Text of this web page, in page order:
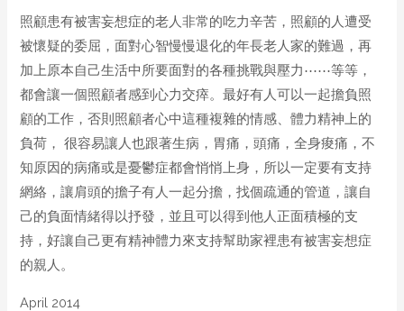
照顧患有被害妄想症的老人非常的吃力辛苦，照顧的人遭受
被懷疑的委屈，面對心智慢慢退化的年長老人家的難過，再
加上原本自己生活中所要面對的各種挑戰與壓力⋯⋯等等，
都會讓一個照顧者感到心力交瘁。最好有人可以一起擔負照
顧的工作，否則照顧者心中這種複雜的情感、體力精神上的
負荷， 很容易讓人也跟著生病，胃痛，頭痛，全身痠痛，不
知原因的病痛或是憂鬱症都會悄悄上身，所以一定要有支持
網絡，讓肩頭的擔子有人一起分擔，找個疏通的管道，讓自
己的負面情緒得以抒發，並且可以得到他人正面積極的支
持，好讓自己更有精神體力來支持幫助家裡患有被害妄想症
的親人。
April 2014